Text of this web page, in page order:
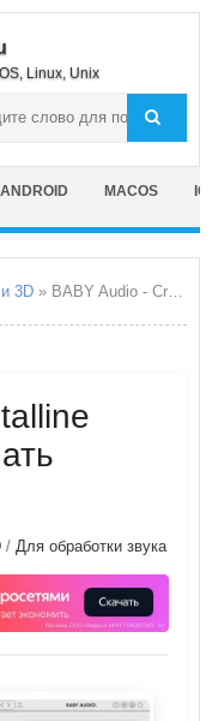
Linux, Unix
ANDROID MACOS
3D » BABY Audio - Crystalline
/ Для обработки звука